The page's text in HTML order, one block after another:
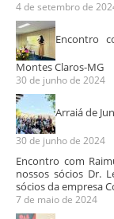
4 de setembro de
Encontro
Montes Claros-MG
30 de junho de 2024
Arraiá de
30 de junho de 2024
Encontro com
nossos sócios Dr.
sócios da empresa
7 de maio de 2024